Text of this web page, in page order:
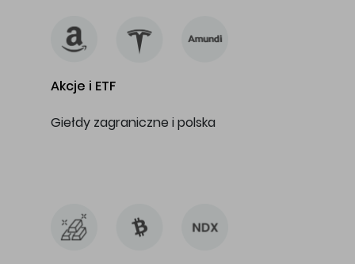
Akcje i ETF
Giełdy zagraniczne i polska